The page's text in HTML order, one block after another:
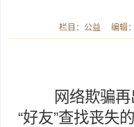
栏目：公益 编辑
网络欺骗再
“好友”查找丧失